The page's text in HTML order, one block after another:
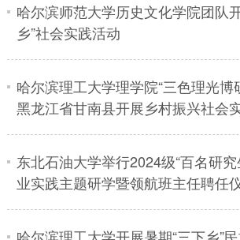
地方频道
北京 天津 河北
辽宁 吉林 上海
山东 河南 湖北
广东 广西 海南
哈尔滨师范大学历史文化学院团队
乡”社会实践活动
哈尔滨理工大学理学院“三色理光博
黑龙江省甘南县开展乡村振兴社会
东北石油大学举行2024级“百名研
业实践主题研学暨领航班主任聘任